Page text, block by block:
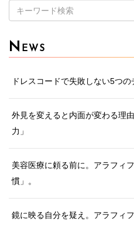
索:
N EWS
ドレスコードで失敗しない5つの
外見を変えると内面が変わる理
力」
美容医療に頼る前に。アラフィ
慣」。
鏡に映る自分を疑え。アラフィ